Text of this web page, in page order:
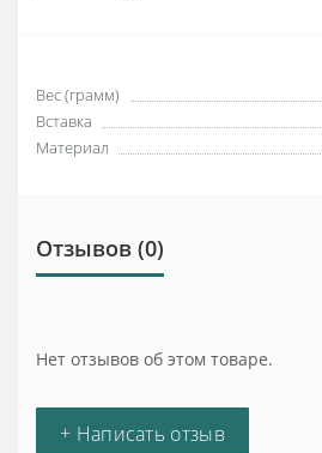
Вес (грамм)
Вставка
Материал
Отзывов (0)
Нет отзывов об этом товаре.
+ Написать отзыв